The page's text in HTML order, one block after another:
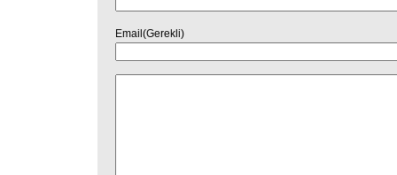
Email(Gerekli)